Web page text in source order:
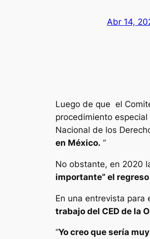
Abr 14,
Luego de que el
procedimiento
Nacional de los
en México. ”
No obstante, en 2020
importante” el
En una entrevista para
trabajo del CED de la
“Yo creo que sería